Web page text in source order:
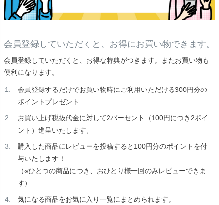
会員登録していただくと、お得にお買い物できます。
会員登録していただくと、お得な特典がつきます。またお買い物も
便利になります。
会員登録するだけでお買い物時にご利用いただける300円分の
ポイントプレゼント
お買い上げ税抜代金に対して2パーセント（100円につき2ポイ
ント）進呈いたします。
購入した商品にレビューを投稿すると100円分のポイントを付
与いたします！
（※ひとつの商品につき、おひとり様一回のみレビューできま
す）
気になる商品をお気に入り一覧にまとめられます。